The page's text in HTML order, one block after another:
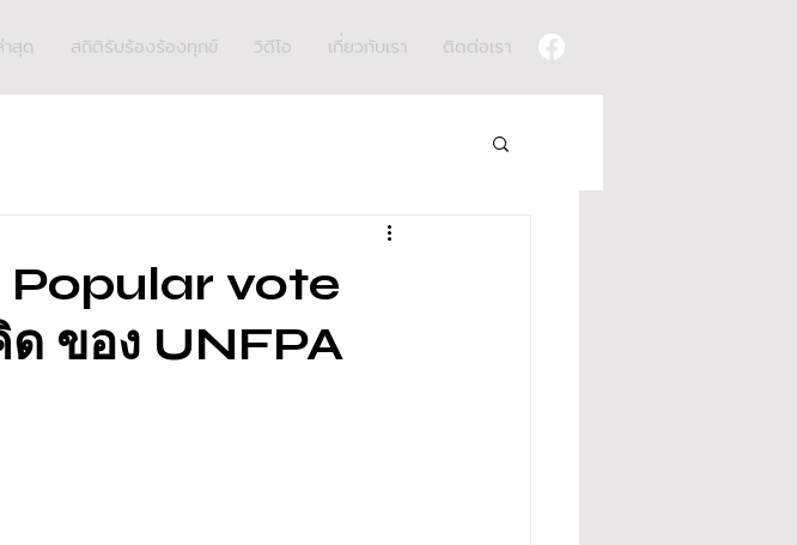
าสุด สถิติรับร้องร้องทุกข์ วิดีโอ เกี่ยวกับเรา ติดต่อเรา
Popular vote
ด ของ UNFPA